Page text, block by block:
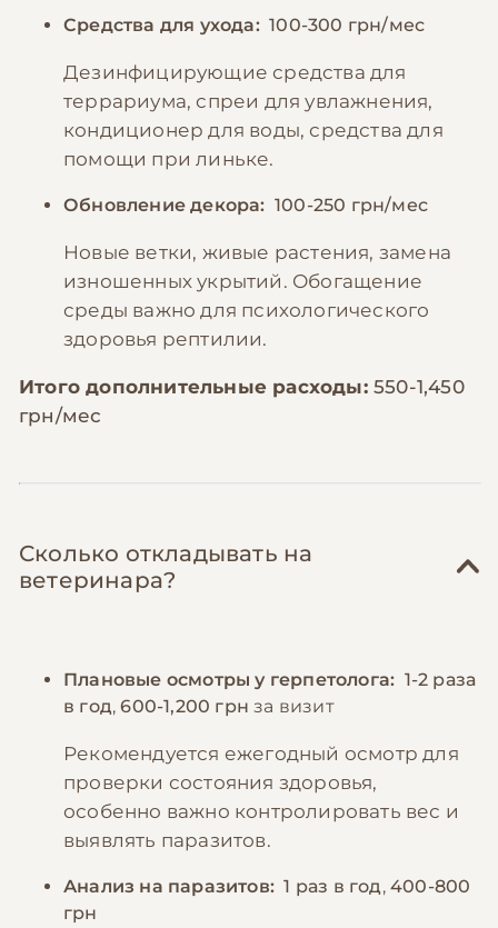
Средства для ухода: 100-300 грн/мес
Дезинфицирующие средства для
террариума, спреи для увлажнения,
кондиционер для воды, средства для
помощи при линьке.
Обновление декора: 100-250 грн/мес
Новые ветки, живые растения, замена
изношенных укрытий. Обогащение
среды важно для психологического
здоровья рептилии.
Итого дополнительные расходы: 550-1,450
грн/мес
Сколько откладывать на
ветеринара?
Плановые осмотры у герпетолога: 1-2 раза
в год,600-1,200 грн за визит
Рекомендуется ежегодный осмотр для
проверки состояния здоровья,
особенно важно контролировать вес и
выявлять паразитов.
Анализ на паразитов: 1 раз в год,400-800
грн